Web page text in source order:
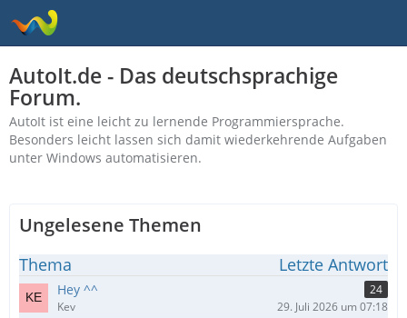
AutoIt.de - Das deutschsprachige
Forum.
AutoIt ist eine leicht zu lernende Programmiersprache.
Besonders leicht lassen sich damit wiederkehrende Aufgaben
unter Windows automatisieren.
Ungelesene Themen
Thema Letzte Antwort
Hey ^^
24
Kev
29. Juli 2026 um 07:18